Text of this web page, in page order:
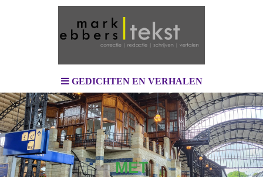
GEDICHTEN EN VERHALEN
MET